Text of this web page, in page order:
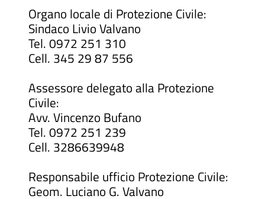
Organo locale di Protezione Civile:
Sindaco Livio Valvano
Tel. 0972 251 310
Cell. 345 29 87 556
Assessore delegato alla Protezione
Civile:
Avv. Vincenzo Bufano
Tel. 0972 251 239
Cell. 3286639948
Responsabile ufficio Protezione Civile:
Geom. Luciano G. Valvano